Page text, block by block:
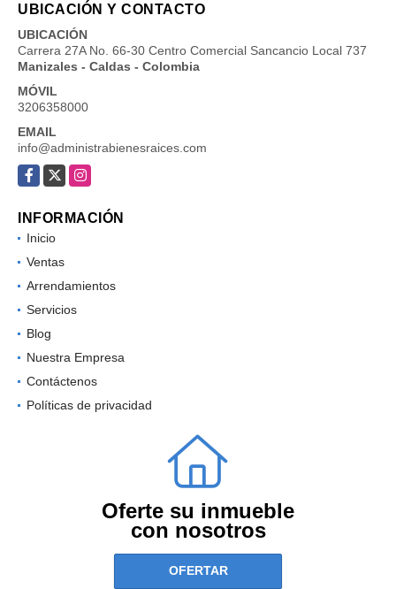
UBICACIÓN Y CONTACTO
UBICACIÓN
Carrera 27A No. 66-30 Centro Comercial Sancancio Local 737
Manizales - Caldas - Colombia
MÓVIL
3206358000
EMAIL
info@administrabienesraices.com
Facebook
X Instagram
INFORMACIÓN
Inicio
Ventas
Arrendamientos
Servicios
Blog
Nuestra Empresa
Contáctenos
Políticas de privacidad
Oferte su inmueble
con nosotros
OFERTAR